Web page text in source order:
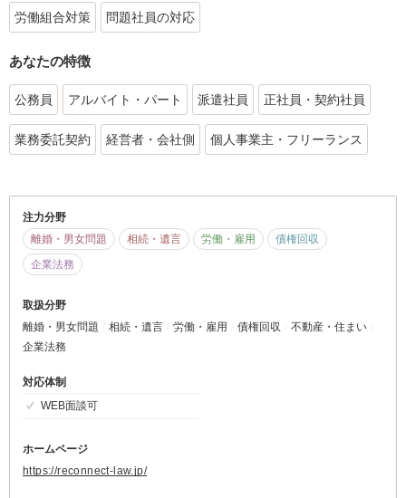
労働組合対策 問題社員の対応
あなたの特徴
公務員 アルバイト・パート 派遣社員 正社員・契約社員
業務委託契約 経営者・会社側 個人事業主・フリーランス
注力分野
離婚・男女問題
相続・遺言 労働・雇用
債権回収
企業法務
取扱分野
離婚・男女問題
相続・遺言 労働・雇用 債権回収
不動産・住まい
企業法務
対応体制
WEB面談可
ホームページ
https://reconnect-law.jp/